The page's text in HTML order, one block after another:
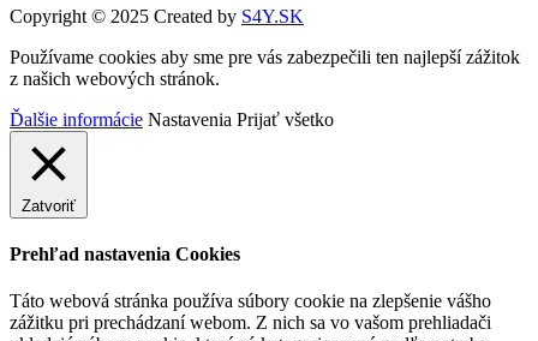
Copyright © 2025 Created by S4Y.SK
Používame cookies aby sme pre vás zabezpečili ten najlepší zážitok
z našich webových stránok.
Ďalšie informácie Nastavenia Prijať všetko
Zatvoriť
Prehľad nastavenia Cookies
Táto webová stránka používa súbory cookie na zlepšenie vášho
zážitku pri prechádzaní webom. Z nich sa vo vašom prehliadači